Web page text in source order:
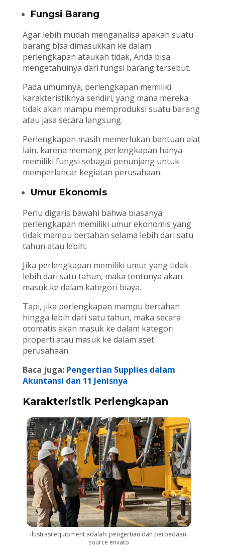
Fungsi Barang
Agar lebih mudah menganalisa apakah suatu
barang bisa dimasukkan ke dalam
perlengkapan ataukah tidak, Anda bisa
mengetahuinya dari fungsi barang tersebut.
Pada umumnya, perlengkapan memiliki
karakteristiknya sendiri, yang mana mereka
tidak akan mampu memproduksi suatu barang
atau jasa secara langsung.
Perlengkapan masih memerlukan bantuan alat
lain, karena memang perlengkapan hanya
memiliki fungsi sebagai penunjang untuk
memperlancar kegiatan perusahaan.
Umur Ekonomis
Perlu digaris bawahi bahwa biasanya
perlengkapan memiliki umur ekonomis yang
tidak mampu bertahan selama lebih dari satu
tahun atau lebih.
Jika perlengkapan memiliki umur yang tidak
lebih dari satu tahun, maka tentunya akan
masuk ke dalam kategori biaya.
Tapi, jika perlengkapan mampu bertahan
hingga lebih dari satu tahun, maka secara
otomatis akan masuk ke dalam kategori
properti atau masuk ke dalam aset
perusahaan.
Baca juga: Pengertian Supplies dalam
Akuntansi dan 11 Jenisnya
Karakteristik Perlengkapan
ilustrasi equipment adalah: pengertian dan perbedaan.
source envato